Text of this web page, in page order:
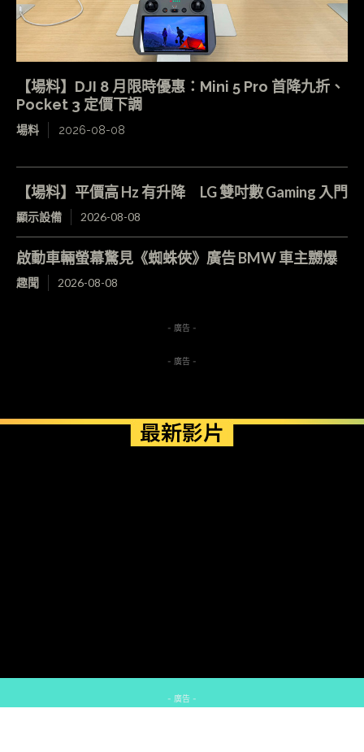
【場料】DJI 8 月限時優惠：Mini 5 Pro 首降九折、
Pocket 3 定價下調
場料 2026-08-08
【場料】平價高 Hz 有升降 LG 雙吋數 Gaming 入門
顯示設備 2026-08-08
啟動車輛螢幕驚見《蜘蛛俠》廣告 BMW 車主嬲爆
趣聞 2026-08-08
- 廣告 -
- 廣告 -
最新影片
- 廣告 -